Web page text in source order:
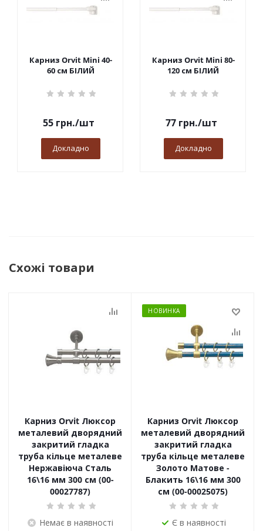
Карниз Orvit Mini 40-
60 см БІЛИЙ
55грн./шт
Докладно
Карниз Orvit Mini 80-
120 см БІЛИЙ
77грн./шт
Докладно
Схожі товари
Карниз Orvit Люксор
металевий дворядний
закритий гладка
труба кільце металеве
Нержавіюча Сталь
16\16 мм 300 см (00-
00027787)
Немає в наявності
НОВИНКА
Карниз Orvit Люксор
металевий дворядний
закритий гладка
труба кільце металеве
Золото Матове -
Блакить 16\16 мм 300
см (00-00025075)
Є в наявності